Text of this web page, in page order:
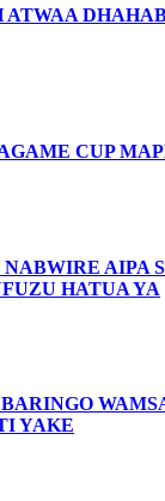
ATWAA
CUP
AIPA
HATUA YA
YAKE